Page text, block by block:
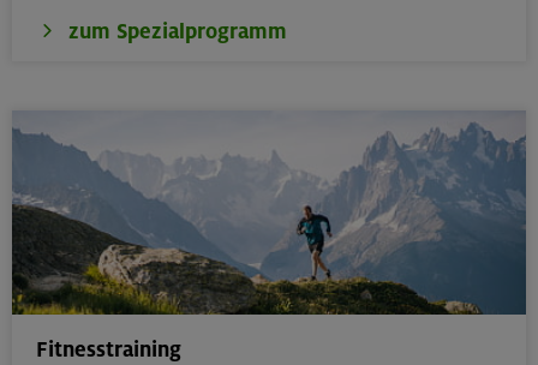
zum Spezialprogramm
Fitnesstraining